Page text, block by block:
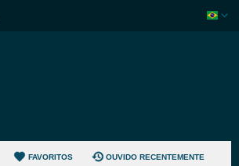
FAVORITOS OUVIDO RECENTEMENTE